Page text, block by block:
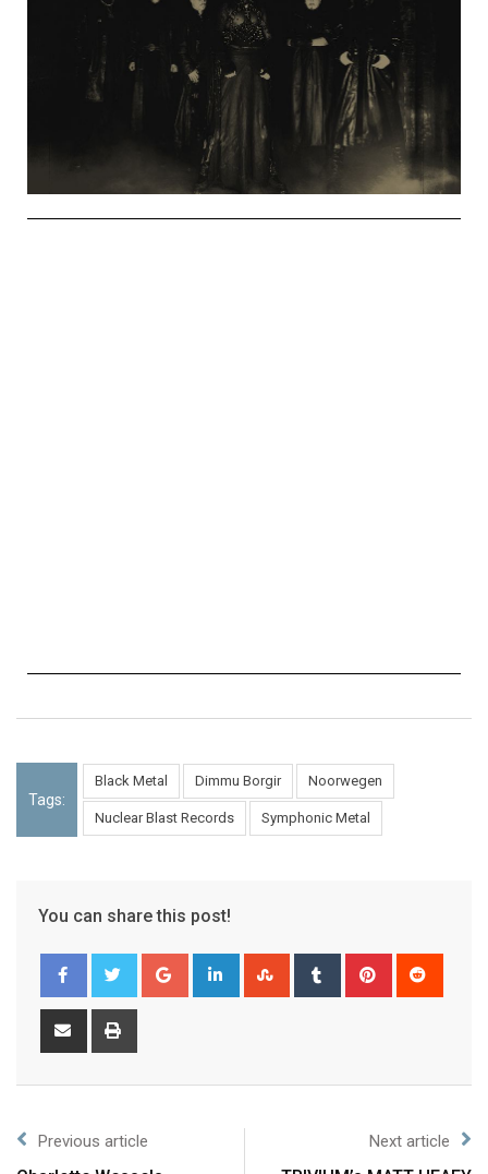
Tags:
Black Metal Dimmu Borgir Noorwegen
Nuclear Blast Records Symphonic Metal
You can share this post!
Previous article Next article